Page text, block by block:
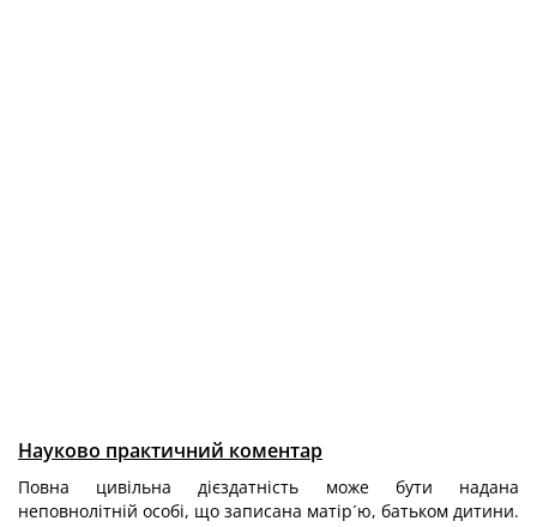
Науково практичний коментар
Повна цивільна дієздатність може бути надана
неповнолітній особі, що записана матір´ю, батьком дитини.